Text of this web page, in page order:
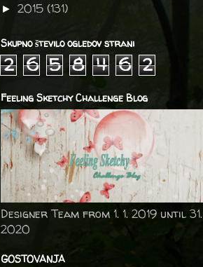
► 2015 (131)
Skupno število ogledov strani
2 6 5 8 4 6 2
Feeling Sketchy Challenge Blog
Designer Team from 1. 1. 2019 until
2020
GOSTOVANJA